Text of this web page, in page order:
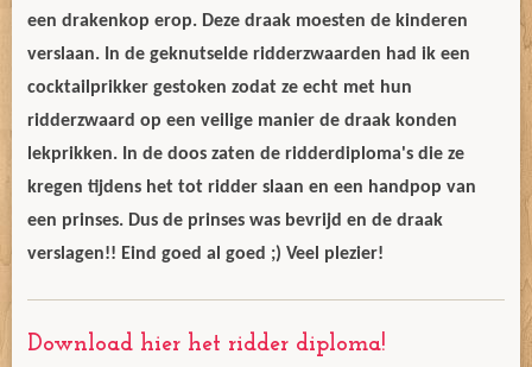
een drakenkop erop. Deze draak moesten de kinderen
verslaan. In de geknutselde ridderzwaarden had ik een
cocktailprikker gestoken zodat ze echt met hun
ridderzwaard op een veilige manier de draak konden
lekprikken. In de doos zaten de ridderdiploma's die ze
kregen tijdens het tot ridder slaan en een handpop van
een prinses. Dus de prinses was bevrijd en de draak
verslagen!! Eind goed al goed ;) Veel plezier!
Download hier het ridder diploma!